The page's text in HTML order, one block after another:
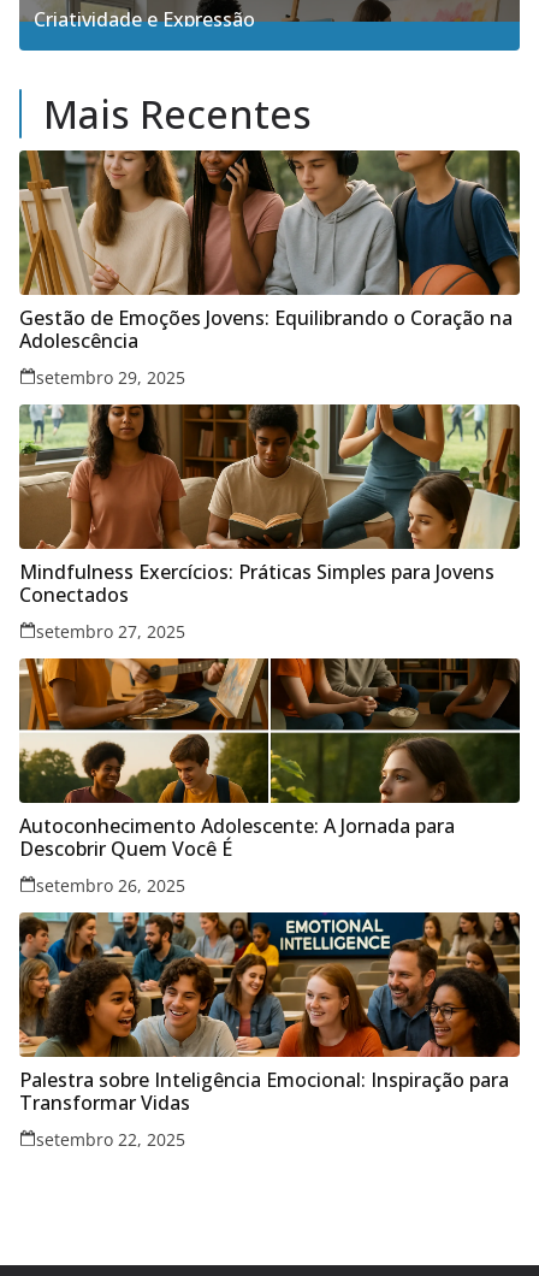
Criatividade e Expressão
Mais Recentes
Gestão de Emoções Jovens: Equilibrando o Coração na
Adolescência
setembro 29, 2025
Mindfulness Exercícios: Práticas Simples para Jovens
Conectados
setembro 27, 2025
Autoconhecimento Adolescente: A Jornada para
Descobrir Quem Você É
setembro 26, 2025
Palestra sobre Inteligência Emocional: Inspiração para
Transformar Vidas
setembro 22, 2025